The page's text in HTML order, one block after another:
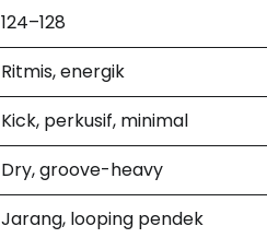
124–128
Ritmis, energik
Kick, perkusif, minimal
Dry, groove-heavy
Jarang, looping pendek